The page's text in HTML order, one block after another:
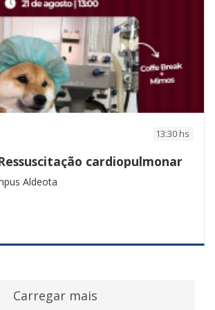
13:30 hs
cardiopulmonar
Aldeota